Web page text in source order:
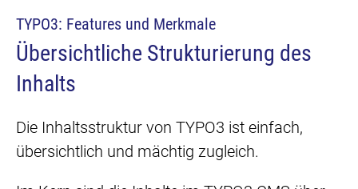
TYPO3: Features und Merkmale
Übersichtliche Strukturierung des
Inhalts
Die Inhaltsstruktur von TYPO3 ist einfach,
übersichtlich und mächtig zugleich.